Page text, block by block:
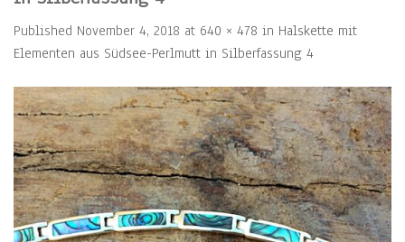
Published November 4, 2018 at 640 × 478 in Halskette mit
Elementen aus Südsee-Perlmutt in Silberfassung 4